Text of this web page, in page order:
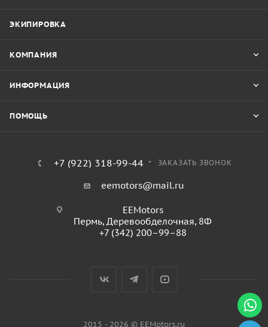
ЭКИПИРОВКА
КОМПАНИЯ
ИНФОРМАЦИЯ
ПОМОЩЬ
+7 (922) 318-99-44 ЗАКАЗАТЬ ЗВОНОК
eemotors@mail.ru
EEMotors
Пермь, Деревообделочная, 8Ф
+7 (342) 200–99–88
2015 - 2026 © EEMotors.ru